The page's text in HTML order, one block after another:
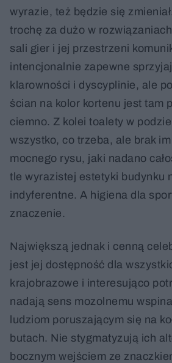
wyrazie, też będzie się
trochę za dużo w
sali gier i jej przestrzeni
intencjonalnie zapewne
klarowności i dyscyplinie, ale
ścian na kolor kortenu jest tam
ciemno. Z kolei toalety w
wszystko, co trzeba, ale brak
mocnego rysu, jaki nadano
tle wyrazistej estetyki budynku
indyferentne. A higiena dla
znaczenie.
Największą jednak i cenną
jest jej dostępność dla
krajobrazowe i interesująco
nadają sens mozolnemu
ludziom poruszającym się na
butach. Nie stygmatyzują ich
bocznym wejściem ze